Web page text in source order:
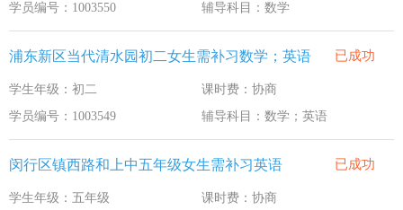
学员编号：1003550
辅导科目：数学
浦东新区当代清水园初二女生需补习数学；英语 已成功
学生年级：初二
课时费：协商
学员编号：1003549
辅导科目：数学；英语
闵行区镇西路和上中五年级女生需补习英语 已成功
学生年级：五年级
课时费：协商